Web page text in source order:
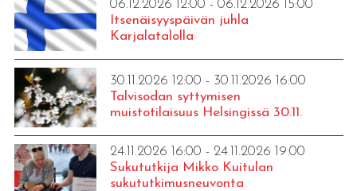
06.12.2026 12:00 - 06.12.2026 15:00
Itsenäisyyspäivän juhla
Karjalatalolla
30.11.2026 12:00 - 30.11.2026 16:00
Talvisodan syttymisen
muistotilaisuus Helsingissä 30.11.
24.11.2026 16:00 - 24.11.2026 19:00
Sukututkija Mikko Kuitulan
sukututkimusneuvonta